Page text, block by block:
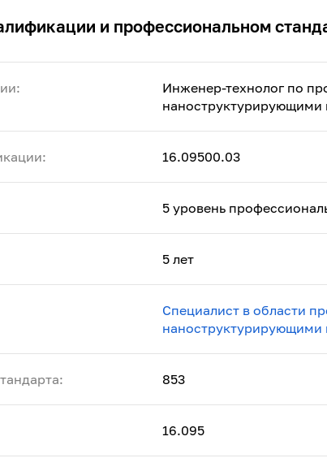
и профессиональном
Инженер-технолог по
наноструктурирующими
16.09500.03
5 уровень
5 лет
Специалист в области
наноструктурирующими
853
16.095